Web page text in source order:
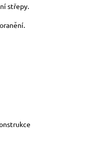
střepy.